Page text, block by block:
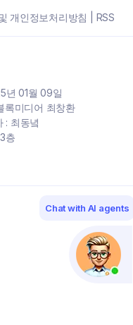
개인정보처리방침 RSS
년 01월 09일
록미디어 최창환
: 최동녘
층
Chat with AI agents